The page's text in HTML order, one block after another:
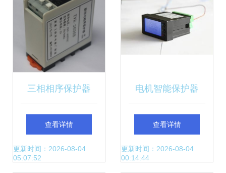
三相相序保护器
TVR-2000B 免维
护设计的可靠守护
查看详情
更新时间：2026-08-04
05:07:52
电机智能保护器
DJB600-50-01 电
工电气领域的可靠
查看详情
更新时间：2026-08-04
00:14:44